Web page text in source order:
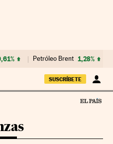
Petróleo Brent 1,28%
SUSCRÍBETE